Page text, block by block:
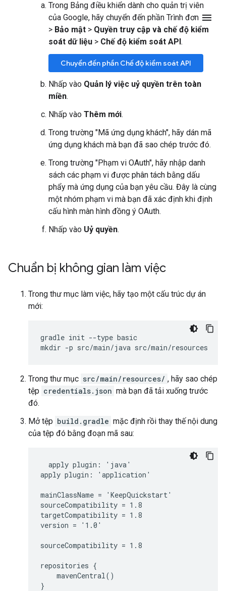
Trong Bảng điều khiển dành cho quản trị viên
của Google, hãy chuyển đến phần Trình đơn menu
> Bảo mật > Quyền truy cập và chế độ kiểm
soát dữ liệu > Chế độ kiểm soát API.
Chuyển đến phần Chế độ kiểm soát API
Nhấp vào Quản lý việc uỷ quyền trên toàn
miền.
Nhấp vào Thêm mới.
Trong trường "Mã ứng dụng khách", hãy dán mã
ứng dụng khách mà bạn đã sao chép trước đó.
Trong trường "Phạm vi OAuth", hãy nhập danh
sách các phạm vi được phân tách bằng dấu
phẩy mà ứng dụng của bạn yêu cầu. Đây là cùng
một nhóm phạm vi mà bạn đã xác định khi định
cấu hình màn hình đồng ý OAuth.
Nhấp vào Uỷ quyền.
Chuẩn bị không gian làm việc
Trong thư mục làm việc, hãy tạo một cấu trúc dự án
mới:
gradle init --type basic
Trong thư mục src/main/resources/ , hãy sao chép
tệp credentials.json mà bạn đã tải xuống trước
đó.
Mở tệp build.gradle mặc định rồi thay thế nội dung
của tệp đó bằng đoạn mã sau:
  apply plugin: 'java'
apply plugin: 'application'
mainClassName = 'KeepQuickstart'
sourceCompatibility = 1.8
targetCompatibility = 1.8
version = '1.0'
sourceCompatibility = 1.8
repositories {
    mavenCentral()
}